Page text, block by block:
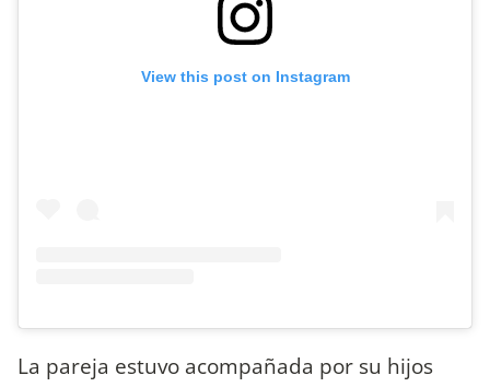
View this post on Instagram
La pareja estuvo acompañada por su hijos